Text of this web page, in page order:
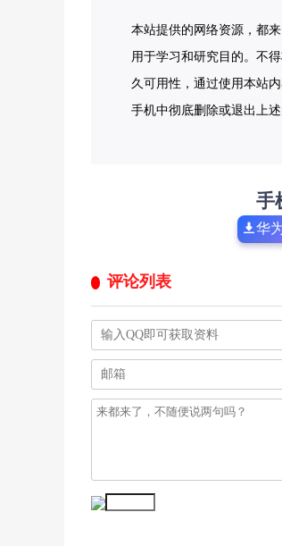
本站提供的网络资源，都
用于学习和研究目的。不
久可用性，通过使用本站
手机中彻底删除或退出上
手
华
评论列表